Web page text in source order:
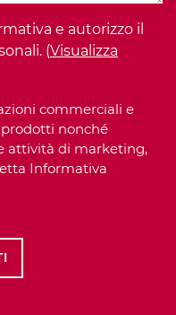
e autorizzo il
(Visualizza
commerciali e
nonché
attività di marketing,
Informativa